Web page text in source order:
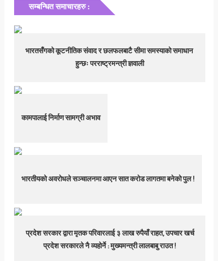
सम्बन्धित समाचारहरु :
भारतसँगको कूटनीतिक संवाद र छलफलबाटै सीमा समस्याको समाधान
हुन्छः परराष्ट्रमन्त्री ज्ञवाली
कामपालाई निर्माण सामग्री अभाव
भारतीयको अवरोधले सञ्चालनमा आएन सात करोड लागतमा बनेको पुल !
प्रदेश सरकार द्वारा मृतक परिवारलाई ३ लाख रुपैयाँ राहत, उपचार खर्च
प्रदेश सरकारले नै व्यहोर्ने : मुख्यमन्त्री लालबाबु राउत !